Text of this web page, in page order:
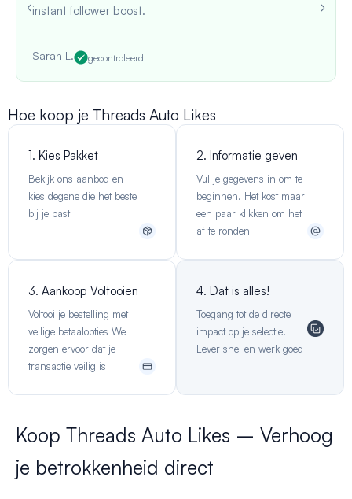
instant follower boost.
Sarah L. gecontroleerd
Hoe koop je Threads Auto Likes
1. Kies Pakket
Bekijk ons aanbod en
kies degene die het beste
bij je past
2. Informatie geven
Vul je gegevens in om te
beginnen. Het kost maar
een paar klikken om het
af te ronden
3. Aankoop Voltooien
Voltooi je bestelling met
veilige betaalopties We
zorgen ervoor dat je
transactie veilig is
4. Dat is alles!
Toegang tot de directe
impact op je selectie.
Lever snel en werk goed
Koop Threads Auto Likes – Verhoog
je betrokkenheid direct